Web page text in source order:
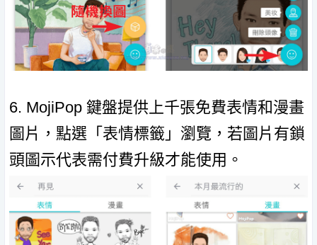
6. MojiPop 鍵盤提供上千張免費表情和漫畫
圖片，點選「表情標籤」瀏覽，若圖片有鎖
頭圖示代表需付費升級才能使用。